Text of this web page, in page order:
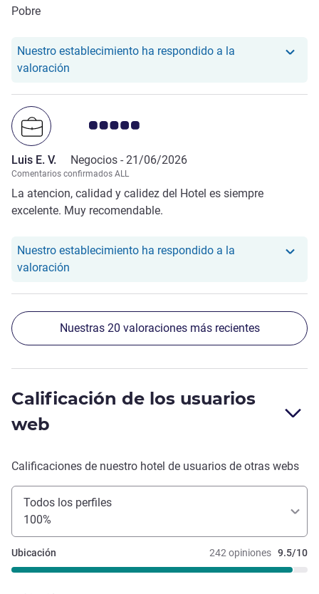
Pobre
Nuestro establecimiento ha respondido a la
valoración
Nota de clientes de Avis 5.0/5
Luis E. V. Negocios - 21/06/2026
Comentarios confirmados ALL
La atencion, calidad y calidez del Hotel es siempre
excelente. Muy recomendable.
Nuestro establecimiento ha respondido a la
valoración
Nuestras 20 valoraciones más recientes
Calificación de los usuarios
web
Calificaciones de nuestro hotel de usuarios de otras webs
Todos los perfiles
100%
242 opiniones 9.5/10
Ubicación